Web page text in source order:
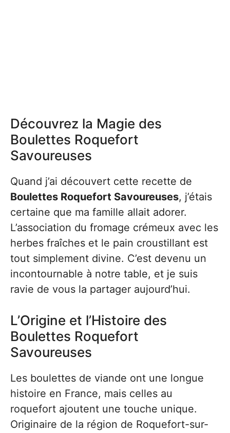
Découvrez la Magie des
Boulettes Roquefort
Savoureuses
Quand j’ai découvert cette recette de
Boulettes Roquefort Savoureuses, j’étais
certaine que ma famille allait adorer.
L’association du fromage crémeux avec les
herbes fraîches et le pain croustillant est
tout simplement divine. C’est devenu un
incontournable à notre table, et je suis
ravie de vous la partager aujourd’hui.
L’Origine et l’Histoire des
Boulettes Roquefort
Savoureuses
Les boulettes de viande ont une longue
histoire en France, mais celles au
roquefort ajoutent une touche unique.
Originaire de la région de Roquefort-sur-